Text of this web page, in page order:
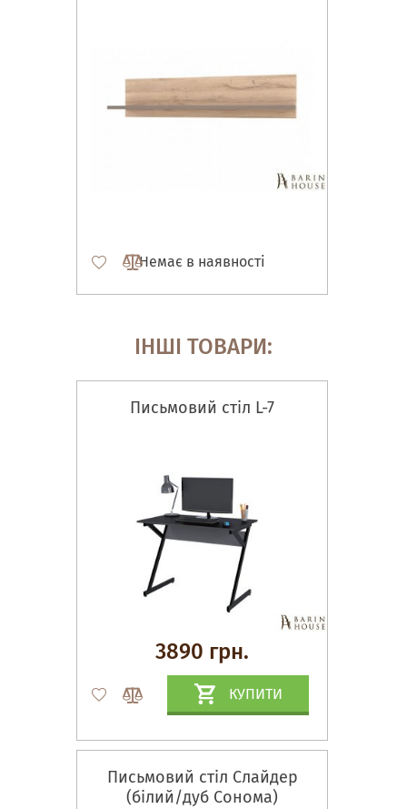
Немає в наявності
ІНШІ ТОВАРИ:
Письмовий стіл L-7
3890 грн.
КУПИТИ
Письмовий стіл Слайдер
(білий/дуб Сонома)